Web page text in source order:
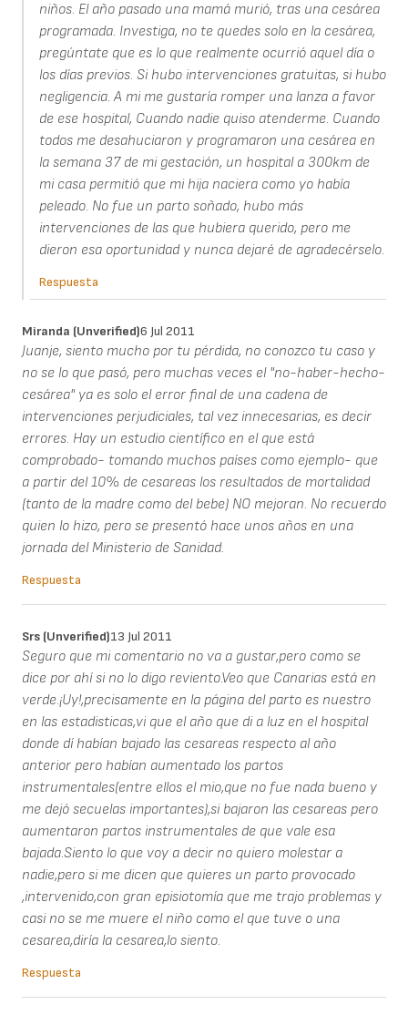
niños. El año pasado una mamá murió, tras una cesárea
programada. Investiga, no te quedes solo en la cesárea,
pregúntate que es lo que realmente ocurrió aquel día o
los días previos. Si hubo intervenciones gratuitas, si hubo
negligencia. A mi me gustaría romper una lanza a favor
de ese hospital, Cuando nadie quiso atenderme. Cuando
todos me desahuciaron y programaron una cesárea en
la semana 37 de mi gestación, un hospital a 300km de
mi casa permitió que mi hija naciera como yo había
peleado. No fue un parto soñado, hubo más
intervenciones de las que hubiera querido, pero me
dieron esa oportunidad y nunca dejaré de agradecérselo.
Respuesta
Miranda (unverified)6 Jul 2011
Juanje, siento mucho por tu pérdida, no conozco tu caso y
no se lo que pasó, pero muchas veces el "no-haber-hecho-
cesárea" ya es solo el error final de una cadena de
intervenciones perjudiciales, tal vez innecesarias, es decir
errores. Hay un estudio científico en el que está
comprobado- tomando muchos países como ejemplo- que
a partir del 10% de cesareas los resultados de mortalidad
(tanto de la madre como del bebe) NO mejoran. No recuerdo
quien lo hizo, pero se presentó hace unos años en una
jornada del Ministerio de Sanidad.
Respuesta
Srs (unverified)13 Jul 2011
Seguro que mi comentario no va a gustar,pero como se
dice por ahí si no lo digo reviento.Veo que Canarias está en
verde.¡Uy!,precisamente en la página del parto es nuestro
en las estadisticas,vi que el año que di a luz en el hospital
donde dí habían bajado las cesareas respecto al año
anterior pero habían aumentado los partos
instrumentales(entre ellos el mio,que no fue nada bueno y
me dejó secuelas importantes),si bajaron las cesareas pero
aumentaron partos instrumentales de que vale esa
bajada.Siento lo que voy a decir no quiero molestar a
nadie,pero si me dicen que quieres un parto provocado
,intervenido,con gran episiotomía que me trajo problemas y
casi no se me muere el niño como el que tuve o una
cesarea,diría la cesarea,lo siento.
Respuesta